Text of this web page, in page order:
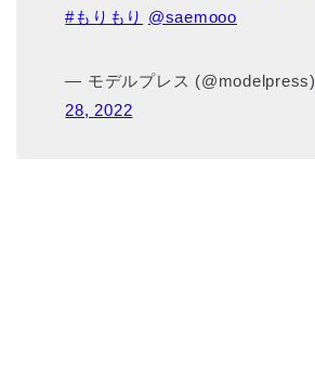
#もりもり @saemooo
— モデルプレス (@modelpress)
28, 2022